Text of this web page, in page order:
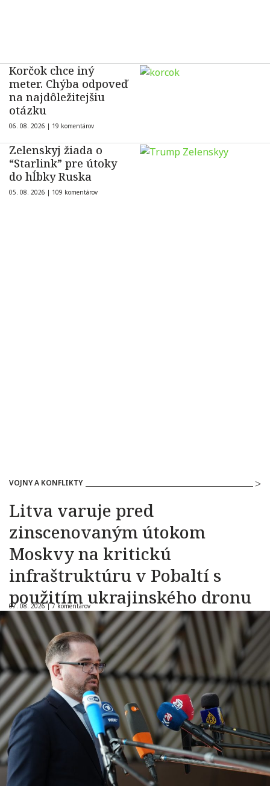
Korčok chce iný
meter. Chýba odpoveď
na najdôležitejšiu
otázku
06. 08. 2026 | 19 komentárov
Zelenskyj žiada o
“Starlink” pre útoky
do hĺbky Ruska
05. 08. 2026 | 109 komentárov
VOJNY A KONFLIKTY
Litva varuje pred
zinscenovaným útokom
Moskvy na kritickú
infraštruktúru v Pobaltí s
použitím ukrajinského dronu
07. 08. 2026 |7 komentárov